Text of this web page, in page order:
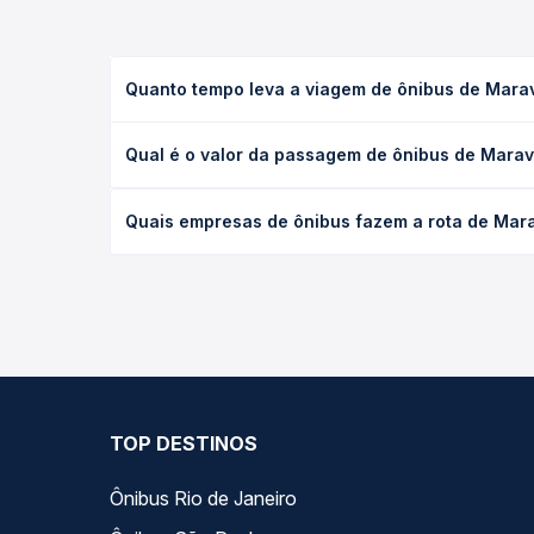
Quanto tempo leva a viagem de ônibus de
leito) e as condições de tráfego. Na Quero
Qual é o valor da passagem de ônibus de
a antecedência da compra. Na Quero Passagem
Quais empresas de ônibus fazem a rota de
TOP DESTINOS
Ônibus Rio de Janeiro